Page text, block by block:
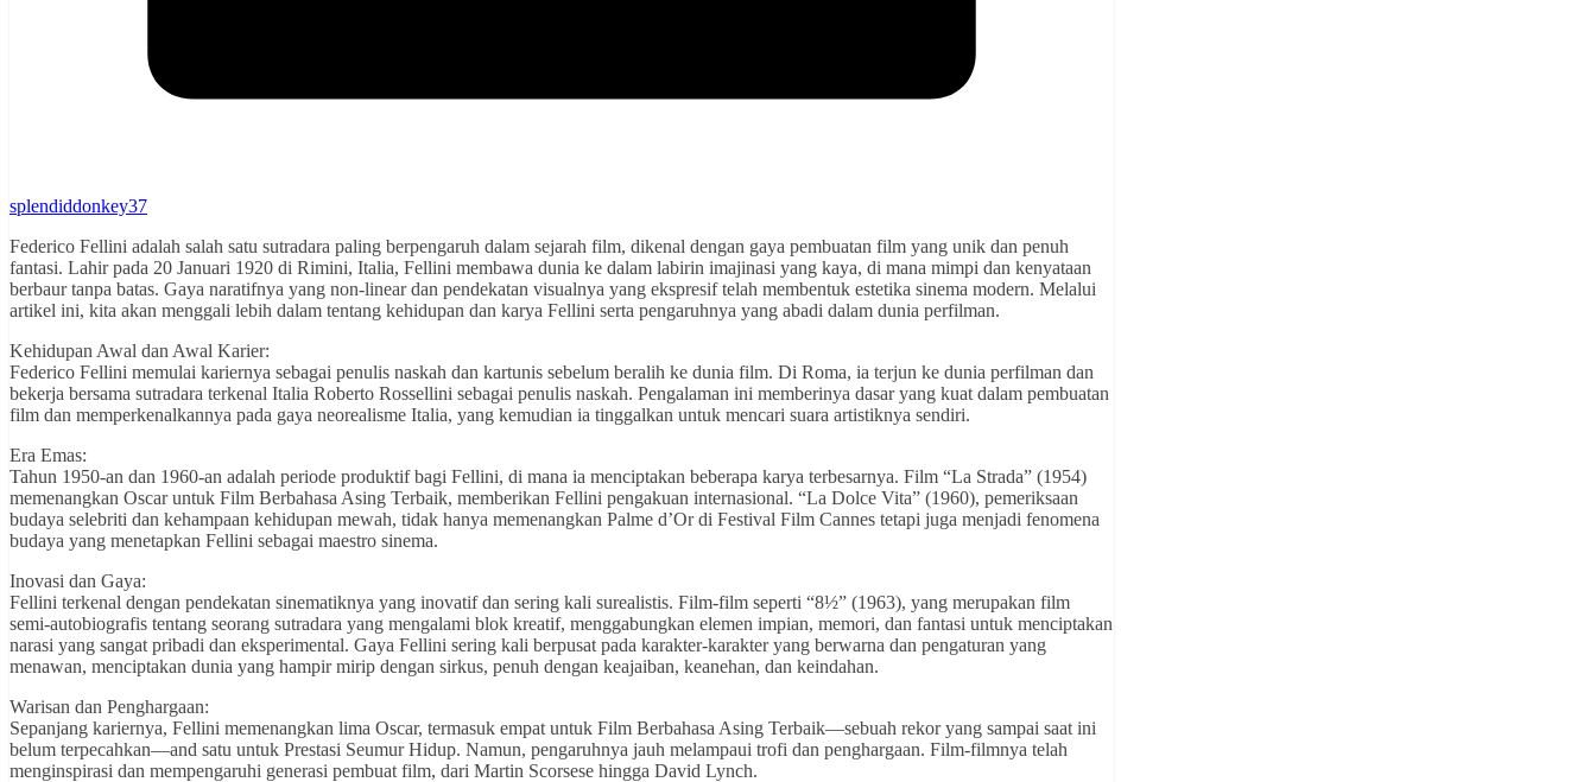
splendiddonkey37
Federico Fellini adalah salah satu sutradara paling berpengaruh dalam sejarah film, dikenal dengan gaya pembuatan film yang unik dan penuh
fantasi. Lahir pada 20 Januari 1920 di Rimini, Italia, Fellini membawa dunia ke dalam labirin imajinasi yang kaya, di mana mimpi dan kenyataan
berbaur tanpa batas. Gaya naratifnya yang non-linear dan pendekatan visualnya yang ekspresif telah membentuk estetika sinema modern. Melalui
artikel ini, kita akan menggali lebih dalam tentang kehidupan dan karya Fellini serta pengaruhnya yang abadi dalam dunia perfilman.
Kehidupan Awal dan Awal Karier:
Federico Fellini memulai kariernya sebagai penulis naskah dan kartunis sebelum beralih ke dunia film. Di Roma, ia terjun ke dunia perfilman dan
bekerja bersama sutradara terkenal Italia Roberto Rossellini sebagai penulis naskah. Pengalaman ini memberinya dasar yang kuat dalam pembuatan
film dan memperkenalkannya pada gaya neorealisme Italia, yang kemudian ia tinggalkan untuk mencari suara artistiknya sendiri.
Era Emas:
Tahun 1950-an dan 1960-an adalah periode produktif bagi Fellini, di mana ia menciptakan beberapa karya terbesarnya. Film “La Strada” (1954)
memenangkan Oscar untuk Film Berbahasa Asing Terbaik, memberikan Fellini pengakuan internasional. “La Dolce Vita” (1960), pemeriksaan
budaya selebriti dan kehampaan kehidupan mewah, tidak hanya memenangkan Palme d’Or di Festival Film Cannes tetapi juga menjadi fenomena
budaya yang menetapkan Fellini sebagai maestro sinema.
Inovasi dan Gaya:
Fellini terkenal dengan pendekatan sinematiknya yang inovatif dan sering kali surealistis. Film-film seperti “8½” (1963), yang merupakan film
semi-autobiografis tentang seorang sutradara yang mengalami blok kreatif, menggabungkan elemen impian, memori, dan fantasi untuk menciptakan
narasi yang sangat pribadi dan eksperimental. Gaya Fellini sering kali berpusat pada karakter-karakter yang berwarna dan pengaturan yang
menawan, menciptakan dunia yang hampir mirip dengan sirkus, penuh dengan keajaiban, keanehan, dan keindahan.
Warisan dan Penghargaan:
Sepanjang kariernya, Fellini memenangkan lima Oscar, termasuk empat untuk Film Berbahasa Asing Terbaik—sebuah rekor yang sampai saat ini
belum terpecahkan—and satu untuk Prestasi Seumur Hidup. Namun, pengaruhnya jauh melampaui trofi dan penghargaan. Film-filmnya telah
menginspirasi dan mempengaruhi generasi pembuat film, dari Martin Scorsese hingga David Lynch.